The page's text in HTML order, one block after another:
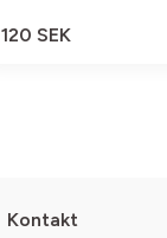
120 SEK
Kontakt